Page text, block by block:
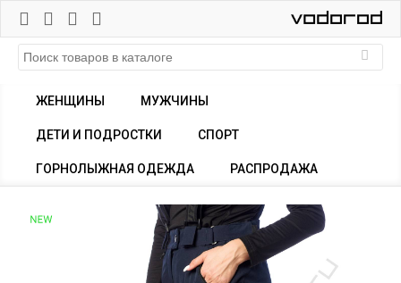
ЖЕНЩИНЫ МУЖЧИНЫ
ДЕТИ И ПОДРОСТКИ СПОРТ
ГОРНОЛЫЖНАЯ ОДЕЖДА РАСПРОДАЖА